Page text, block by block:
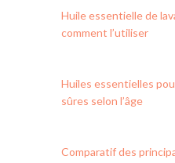
Huile essentielle de
comment l’utiliser
Huiles essentielles
sûres selon l’âge
Comparatif des